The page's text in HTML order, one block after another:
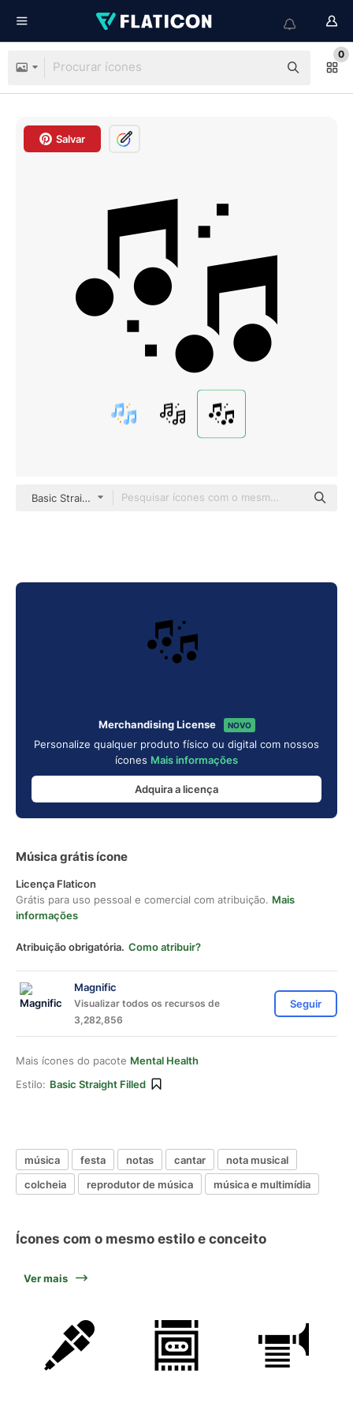
0
Salvar
Basic Straight Filled
Merchandising License NOVO
Personalize qualquer produto físico ou digital com nossos
ícones Mais informações
Adquira a licença
Música grátis ícone
Licença Flaticon
Grátis para uso pessoal e comercial com atribuição. Mais
informações
Atribuição obrigatória. Como atribuir?
Magnific
Visualizar todos os recursos de
3,282,856
Seguir
Mais ícones do pacote Mental Health
Estilo: Basic Straight Filled
música festa notas cantar
nota musical
colcheia
reprodutor de música música e multimídia
Ícones com o mesmo estilo e conceito
Ver mais